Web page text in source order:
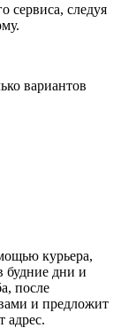
сервиса, следуя
вариантов
курьера,
будние дни и
после
и предложит
адрес.